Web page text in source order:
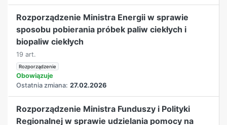
Rozporządzenie Ministra Energii w sprawie
sposobu pobierania próbek paliw ciekłych i
biopaliw ciekłych
19 art.
Rozporządzenie
Obowiązuje
Ostatnia zmiana: 27.02.2026
Rozporządzenie Ministra Funduszy i Polityki
Regionalnej w sprawie udzielania pomocy na